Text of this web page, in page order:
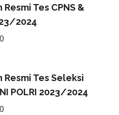
Resmi Tes CPNS &
2024
Resmi Tes Seleksi
POLRI 2023/2024